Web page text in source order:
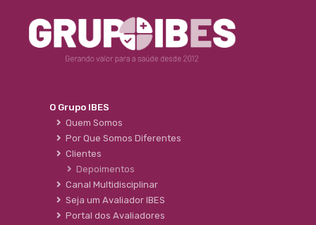
O Grupo IBES
Quem Somos
Por Que Somos Diferentes
Clientes
Depoimentos
Canal Multidisciplinar
Seja um Avaliador IBES
Portal dos Avaliadores